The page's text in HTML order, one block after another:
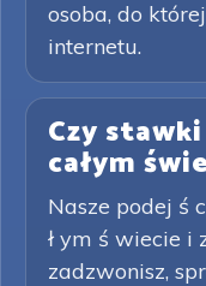
osoba, do
internetu.
Czy
całym
Nasze podej ś
ł ym ś wiecie i
zadzwonisz,